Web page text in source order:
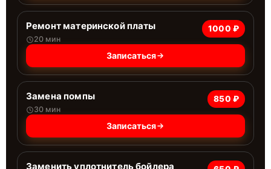
Ремонт материнской платы
20 мин
1000 ₽
Записаться
Замена помпы
30 мин
850 ₽
Записаться
Заменить уплотнитель бойлера